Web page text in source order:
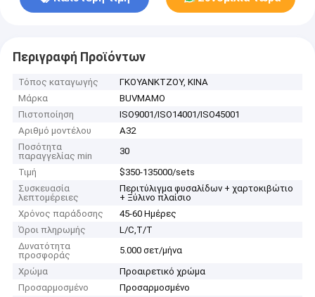
Περιγραφή Προϊόντων
Τόπος καταγωγής
ΓΚΟΥΑΝΚΤΖΟΥ, ΚΙΝΑ
Μάρκα
BUVMAMO
Πιστοποίηση
ISO9001/ISO14001/ISO45001
Αριθμό μοντέλου
A32
Ποσότητα
παραγγελίας min
30
Τιμή
$350-135000/sets
Συσκευασία
λεπτομέρειες
Περιτύλιγμα φυσαλίδων + χαρτοκιβώτιο
+ Ξύλινο πλαίσιο
Χρόνος παράδοσης
45-60 Ημέρες
Όροι πληρωμής
L/C,T/T
Δυνατότητα
προσφοράς
5.000 σετ/μήνα
Χρώμα
Προαιρετικό χρώμα
Προσαρμοσμένο
Προσαρμοσμένο